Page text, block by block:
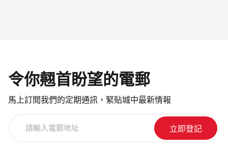
令你翹首盼望的電郵
馬上訂閱我們的定期通訊，緊貼城中最新情報